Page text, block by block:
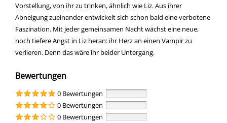
Vorstellung, von ihr zu trinken, ähnlich wie Liz. Aus ihrer
Abneigung zueinander entwickelt sich schon bald eine verbotene
Faszination. Mit jeder gemeinsamen Nacht wächst eine neue,
noch tiefere Angst in Liz heran: ihr Herz an einen Vampir zu
verlieren. Denn das wäre ihr beider Untergang.
Bewertungen
0 Bewertungen
0 Bewertungen
0 Bewertungen